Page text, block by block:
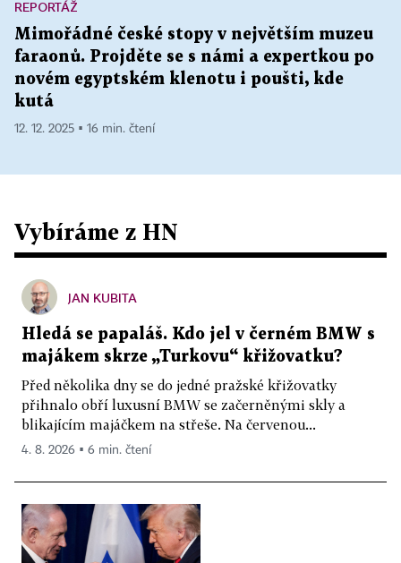
REPORTÁŽ
Mimořádné české stopy v největším muzeu
faraonů. Projděte se s námi a expertkou po
novém egyptském klenotu i poušti, kde
kutá
12. 12. 2025 ▪ 16 min. čtení
Vybíráme z HN
JAN KUBITA
Hledá se papaláš. Kdo jel v černém BMW s
majákem skrze „Turkovu“ křižovatku?
Před několika dny se do jedné pražské křižovatky
přihnalo obří luxusní BMW se začerněnými skly a
blikajícím majáčkem na střeše. Na červenou...
4. 8. 2026 ▪ 6 min. čtení